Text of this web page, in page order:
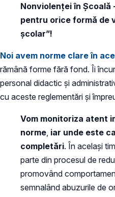
Nonviolenței în
pentru orice formă de
școlar”!
Noi avem norme clare în
rămână forme fără fond. Îi
personal didactic și
cu aceste reglementări și
Vom monitoriza atent
norme iar unde este
completări. În același
parte din procesul de
promovând
semnalând abuzurile de